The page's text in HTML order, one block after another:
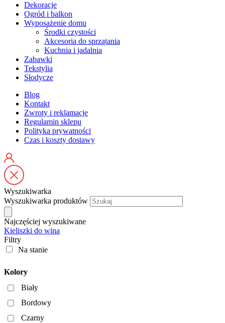
Dekoracje
Ogród i balkon
Wyposażenie domu
Środki czystości
Akcesoria do sprzątania
Kuchnia i jadalnia
Zabawki
Tekstylia
Słodycze
Blog
Kontakt
Zwroty i reklamacje
Regulamin sklepu
Polityka prywatności
Czas i koszty dostawy
Wyszukiwarka
Wyszukiwarka produktów
Najczęściej wyszukiwane
Kieliszki do wina
Filtry
Na stanie
Kolory
Biały
Bordowy
Czarny